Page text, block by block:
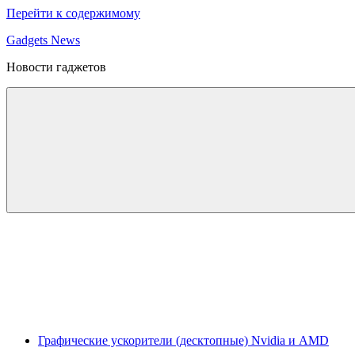
Перейти к содержимому
Gadgets News
Новости гаджетов
Графические ускорители (десктопные) Nvidia и AMD